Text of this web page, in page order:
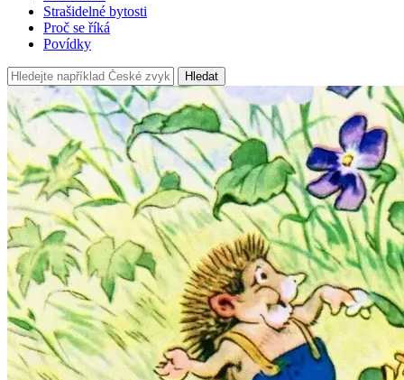
Strašidelné bytosti
Proč se říká
Povídky
Hledat